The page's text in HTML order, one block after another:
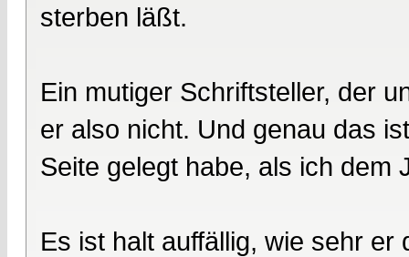
sterben läßt.
Ein mutiger Schriftsteller, der
er also nicht. Und genau das
Seite gelegt habe, als ich dem
Es ist halt auffällig, wie sehr